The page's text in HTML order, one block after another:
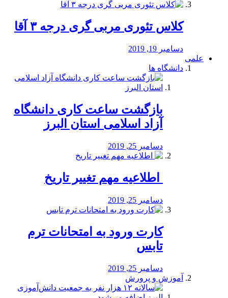
کلاس تئوری مربی گری درجه ۳ آقا
دسامبر 19, 2019
علمی
دانشگاه ها
بازگشت ساعت کاری دانشگاه
آزاد اسلامی استان البرز
دسامبر 25, 2019
️ اطلاعیه مهم تغییر تاریخ
دسامبر 25, 2019
کارت ورود به امتحانات ترم
تابس
دسامبر 25, 2019
آموزش و پرورش